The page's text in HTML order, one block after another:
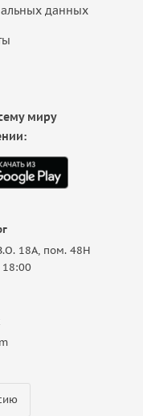
данных
18A, пом. 48Н
миру